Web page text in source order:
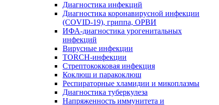
Диагностика инфекций
Диагностика коронавирусной инфекции
(COVID-19), гриппа, ОРВИ
ИФА-диагностика урогенитальных
инфекций
Вирусные инфекции
TORCH-инфекции
Стрептококковая инфекция
Коклюш и паракоклюш
Респираторные хламидии и микоплазмы
Диагностика туберкулеза
Напряженность иммунитета и